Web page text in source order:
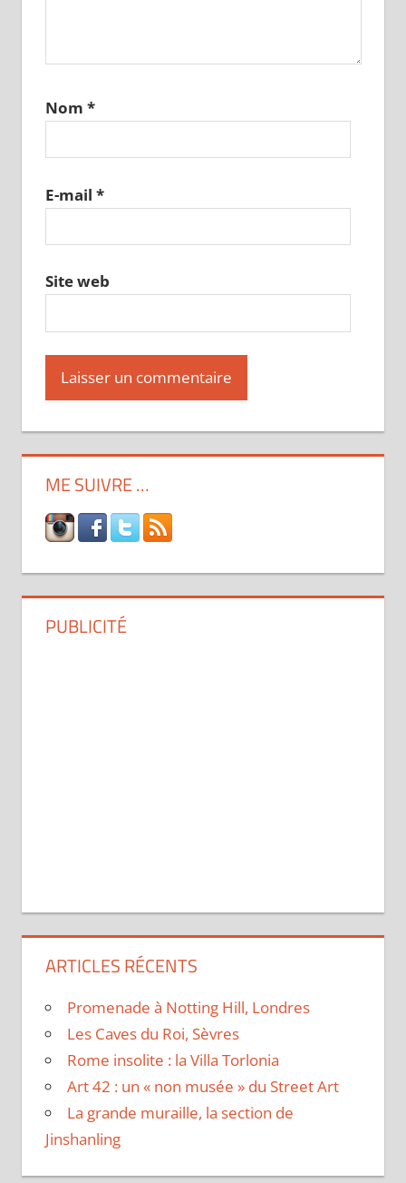
Nom *
E-mail *
Site web
ME SUIVRE …
PUBLICITÉ
ARTICLES RÉCENTS
Promenade à Notting Hill, Londres
Les Caves du Roi, Sèvres
Rome insolite : la Villa Torlonia
Art 42 : un « non musée » du Street Art
La grande muraille, la section de
Jinshanling